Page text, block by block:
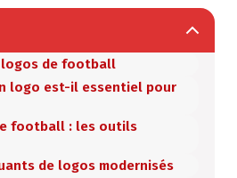
logos de football
logo est-il essentiel pour
football : les outils
de logos modernisés